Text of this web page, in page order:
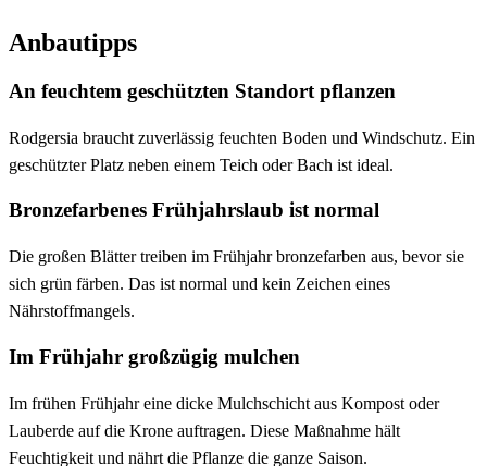
Anbautipps
An feuchtem geschützten Standort pflanzen
Rodgersia braucht zuverlässig feuchten Boden und Windschutz. Ein
geschützter Platz neben einem Teich oder Bach ist ideal.
Bronzefarbenes Frühjahrslaub ist normal
Die großen Blätter treiben im Frühjahr bronzefarben aus, bevor sie
sich grün färben. Das ist normal und kein Zeichen eines
Nährstoffmangels.
Im Frühjahr großzügig mulchen
Im frühen Frühjahr eine dicke Mulchschicht aus Kompost oder
Lauberde auf die Krone auftragen. Diese Maßnahme hält
Feuchtigkeit und nährt die Pflanze die ganze Saison.